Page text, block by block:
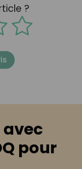
?
pour